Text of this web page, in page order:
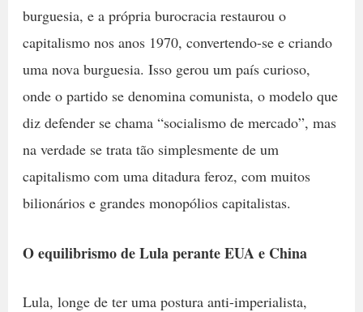
burguesia, e a própria burocracia restaurou o
capitalismo nos anos 1970, convertendo-se e criando
uma nova burguesia. Isso gerou um país curioso,
onde o partido se denomina comunista, o modelo que
diz defender se chama “socialismo de mercado”, mas
na verdade se trata tão simplesmente de um
capitalismo com uma ditadura feroz, com muitos
bilionários e grandes monopólios capitalistas.
O equilibrismo de Lula perante EUA e China
Lula, longe de ter uma postura anti-imperialista,